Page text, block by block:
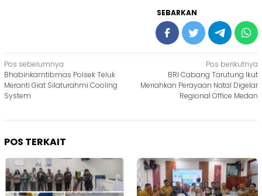
SEBARKAN
Navigasi
pos
Pos sebelumnya
Bhabinkamtibmas Polsek Teluk
Meranti Giat Silaturahmi Cooling
System
Pos berikutnya
BRI Cabang Tarutung Ikut
Meriahkan Perayaan Natal Digelar
Regional Office Medan
POS TERKAIT